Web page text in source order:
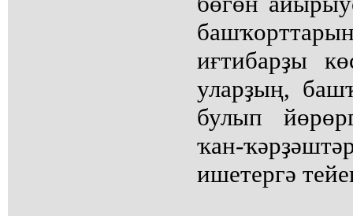
иғтибарҙы
уларҙың,
булып
ҡан-
ишетергә